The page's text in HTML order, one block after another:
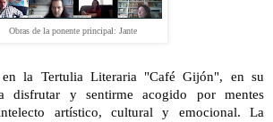
Obras de la ponente principal: Jante
la Tertulia Literaria "Café Gijón", en su
disfrutar y sentirme acogido por mentes
artístico, cultural y emocional. La